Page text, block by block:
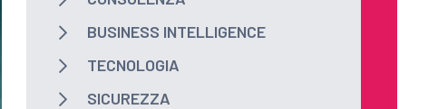
BUSINESS INTELLIGENCE
TECNOLOGIA
SICUREZZA